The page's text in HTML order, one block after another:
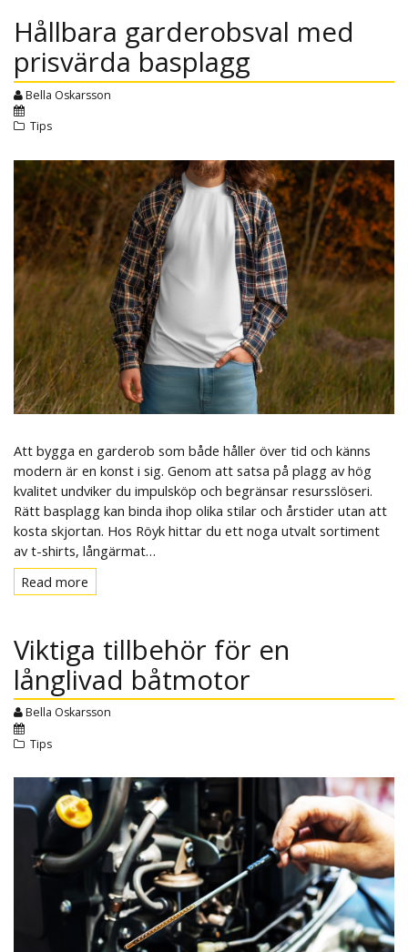
Hållbara garderobsval med
prisvärda basplagg
Bella Oskarsson
Tips
Att bygga en garderob som både håller över tid och känns
modern är en konst i sig. Genom att satsa på plagg av hög
kvalitet undviker du impulsköp och begränsar resursslöseri.
Rätt basplagg kan binda ihop olika stilar och årstider utan att
kosta skjortan. Hos Röyk hittar du ett noga utvalt sortiment
av t-shirts, långärmat…
Read more
more
Viktiga tillbehör för en
långlivad båtmotor
Bella Oskarsson
Tips